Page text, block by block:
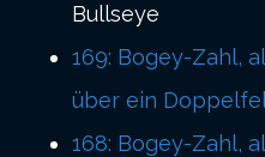
Bullseye
169: Bogey-Zahl,
über ein
168: Bogey-Zahl,